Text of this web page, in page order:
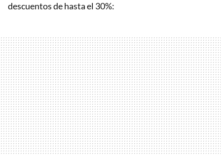
descuentos de hasta el 30%: